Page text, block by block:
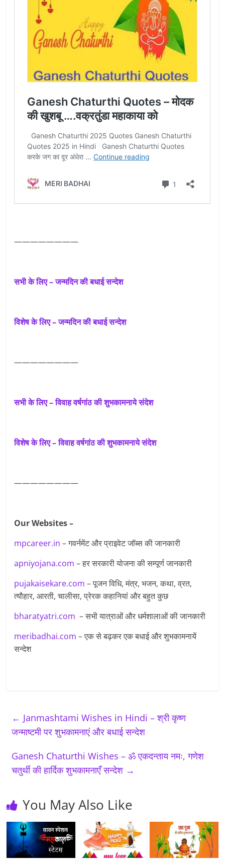
————————
सभी के लिए – जन्मदिन की बधाई सन्देश
विशेष के लिए – जन्मदिन की बधाई सन्देश
————————
सभी के लिए – विवाह वर्षगांठ की शुभकामनाये संदेश
विशेष के लिए – विवाह वर्षगांठ की शुभकामनाये संदेश
————————
Our Websites –
mpcareer.in – गवर्नमेंट और प्राइवेट जॉब्‍स की जानकारी
apniyojana.com – हर सरकारी योजना की सम्पूर्ण जानकारी
pujakaisekare.com – पूजन विधि, मंत्र, भजन, कथा, व्रत,
त्यौहार, आरती, चालीसा, प्रेरक कहानियां और बहुत कुछ
bharatyatri.com – सभी यात्राओं और धर्मशालाओं की जानकारी
meribadhai.com – एक से बढ़कर एक बधाई और शुभकामनायें
सन्देश
← Janmashtami Wishes in Hindi – श्री कृष्ण
जन्माष्टमी पर शुभकामनाएं और बधाई सन्देश
Ganesh Chaturthi Wishes – ॐ एकदन्ताय नमः, गणेश
चतुर्थी की हार्दिक शुभकामनाएँ सन्देश →
You May Also Like